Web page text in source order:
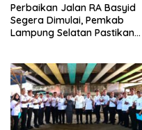
Perbaikan Jalan RA Basyid
Segera Dimulai, Pemkab
Lampung Selatan Pastikan